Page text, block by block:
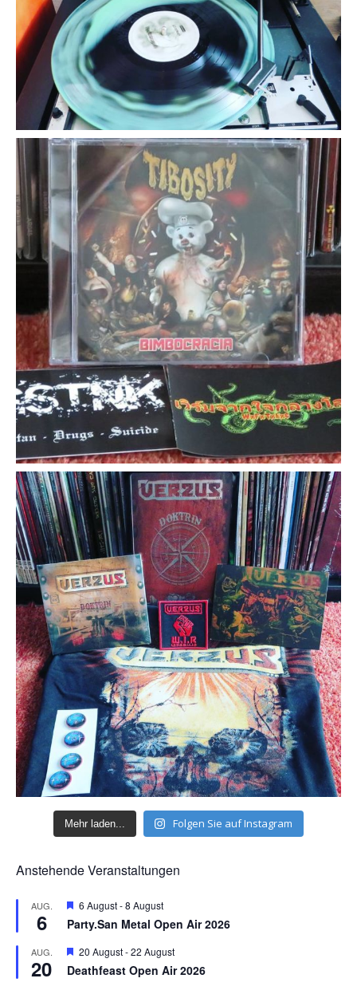
Mehr laden... Folgen Sie auf Instagram
Anstehende Veranstaltungen
AUG.
6
H
r
o
r
6 August-8 August
Party.San Metal Open Air 2026
AUG.
20
H
r
20 August-22 August
Deathfeast Open Air 2026